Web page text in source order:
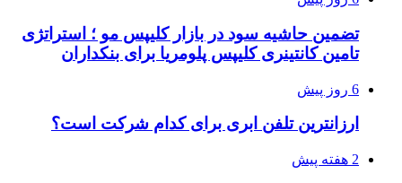
تضمین حاشیه سود در بازار کلیپس مو ؛ استراتژی
تامین کانتینری کلیپس پلومریا برای بنکداران
6 روز پیش
ارزانترین تلفن ابری برای کدام شرکت است؟
2 هفته پیش